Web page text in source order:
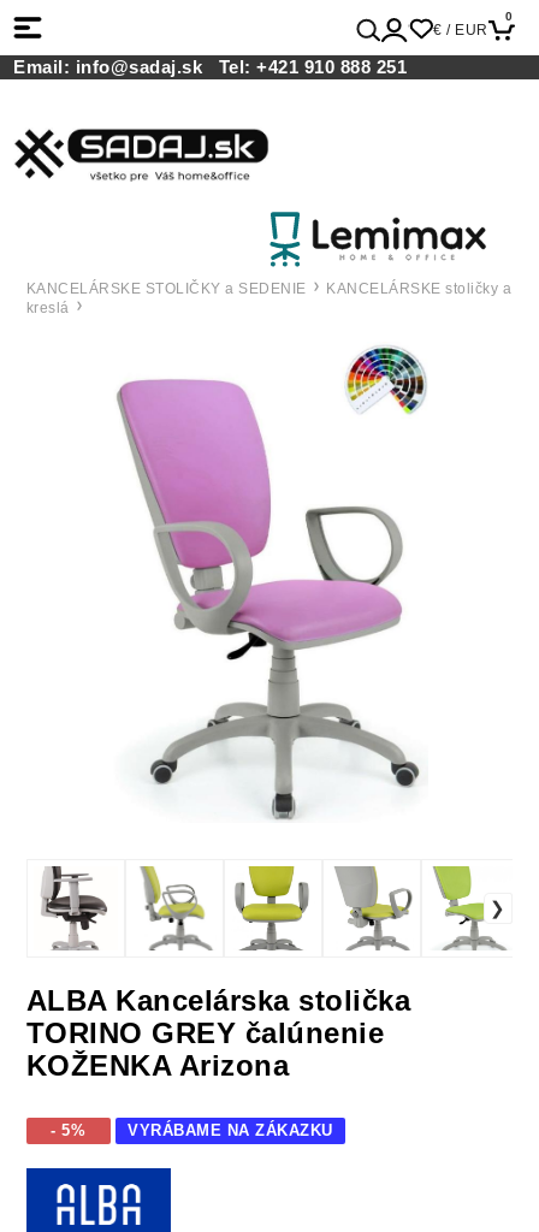
€ / EUR
0
Email: info@sadaj.sk Tel:+421 910 888 251
KANCELÁRSKE STOLIČKY a SEDENIE
KANCELÁRSKE stoličky a
kreslá
ALBA Kancelárska stolička
TORINO GREY čalúnenie
KOŽENKA Arizona
- 5% VYRÁBAME NA ZÁKAZKU